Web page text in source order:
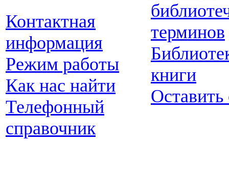
Контактная
информация
Режим работы
Как нас найти
Телефонный
справочник
терминов
книги
Оставить